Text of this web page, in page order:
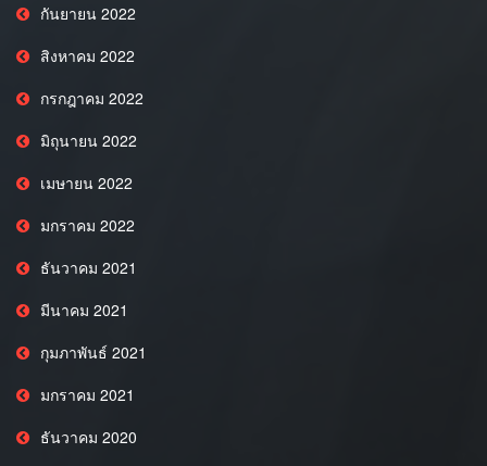
กันยายน 2022
สิงหาคม 2022
กรกฎาคม 2022
มิถุนายน 2022
เมษายน 2022
มกราคม 2022
ธันวาคม 2021
มีนาคม 2021
กุมภาพันธ์ 2021
มกราคม 2021
ธันวาคม 2020